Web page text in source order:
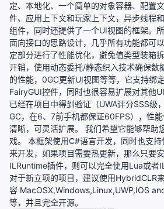
定、本地化、一个简单的对象容器、配置
件、应用上下文和玩家上下文，异步线程
组件，同时还提供了一个UI视图的框架。
面向接口的思路设计，几乎所有功能都可
定部分进行了性能优化，避免值类型装箱
开销，使用动态委托/静态织入技术确保数
的性能，0GC更新UI视图等等，它支持绑
FairyGUI控件，同时也很容易扩展对其他
已经在项目中得到验证（UWA评分SSS级
GC，在6、7前手机都保证60FPS），性
清晰，可灵活扩展。 我们希望它能够帮助
戏。 本框架使用C#语言开发，同时也支
来开发，如果项目需要热更新，那么只要
ILRuntime插件，则可以完全使用Lua或者
对于新立项的项目，建议使用HybridCLR
容 MacOSX,Windows,Linux,UWP,IOS
等，并且完全开源。